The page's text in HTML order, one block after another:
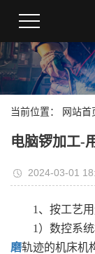
当前位置： 网站首
电脑锣加工-
2024-03-01
1、按工艺
1）数控系
磨轨迹的机床机